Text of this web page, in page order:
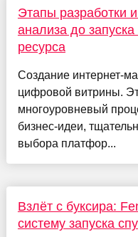
Этапы разработки
анализа до
ресурса
Создание интернет-
цифровой витрины.
многоуровневый
бизнес-идеи,
выбора платфор...
Взлёт с буксира:
систему запуска